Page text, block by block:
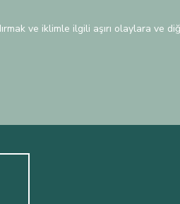
ve iklimle ilgili aşırı olaylara